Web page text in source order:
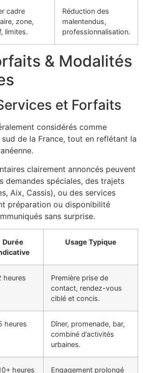
cadre
zone,
limites.
Réduction des
malentendus,
professionnalisation.
& Modalités
et Forfaits
considérés comme
de la France, tout en reflétant la
clairement annoncés peuvent
demandes spéciales, des trajets
Aix, Cassis), ou des services
préparation ou disponibilité
sans surprise.
Durée
Usage Typique
heures
Première prise de
contact, rendez-vous
ciblé et concis.
heures
Dîner, promenade, bar,
combiné d’activités
urbaines.
heures Engagement prolongé